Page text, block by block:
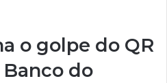
o golpe do QR
do